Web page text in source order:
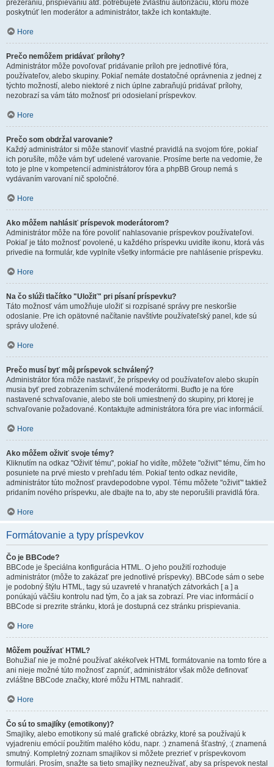
prezeraniu, prispievaniu atď. potrebujete zvláštnu autorizáciu, ktorú môže
poskytnúť len moderátor a administrátor, takže ich kontaktujte.
Hore
Prečo nemôžem pridávať prílohy?
Administrátor môže povoľovať pridávanie príloh pre jednotlivé fóra,
používateľov, alebo skupiny. Pokiaľ nemáte dostatočné oprávnenia z jednej z
týchto možností, alebo niektoré z nich úplne zabraňujú pridávať prílohy,
nezobrazí sa vám táto možnosť pri odosielaní príspevkov.
Hore
Prečo som obdržal varovanie?
Každý administrátor si môže stanoviť vlastné pravidlá na svojom fóre, pokiaľ
ich porušíte, môže vám byť udelené varovanie. Prosíme berte na vedomie, že
toto je plne v kompetencií administrátorov fóra a phpBB Group nemá s
vydávaním varovaní nič spoločné.
Hore
Ako môžem nahlásiť príspevok moderátorom?
Administrátor môže na fóre povoliť nahlasovanie príspevkov používateľovi.
Pokiaľ je táto možnosť povolené, u každého príspevku uvidíte ikonu, ktorá vás
privedie na formulár, kde vyplníte všetky informácie pre nahlásenie príspevku.
Hore
Na čo slúži tlačítko "Uložiť" pri písaní príspevku?
Táto možnosť vám umožňuje uložiť si rozpísané správy pre neskoršie
odoslanie. Pre ich opätovné načítanie navštívte používateľský panel, kde sú
správy uložené.
Hore
Prečo musí byť môj príspevok schválený?
Administrátor fóra môže nastaviť, že príspevky od používateľov alebo skupín
musia byť pred zobrazením schválené moderátormi. Buďto je na fóre
nastavené schvaľovanie, alebo ste boli umiestnený do skupiny, pri ktorej je
schvaľovanie požadované. Kontaktujte administrátora fóra pre viac informácií.
Hore
Ako môžem oživiť svoje témy?
Kliknutím na odkaz "Oživiť tému", pokiaľ ho vidíte, môžete "oživiť" tému, čím ho
posuniete na prvé miesto v prehľadu tém. Pokiaľ tento odkaz nevidíte,
administrátor túto možnosť pravdepodobne vypol. Tému môžete "oživiť" taktiež
pridaním nového príspevku, ale dbajte na to, aby ste neporušili pravidlá fóra.
Hore
Formátovanie a typy príspevkov
Čo je BBCode?
BBCode je špeciálna konfigurácia HTML. O jeho použití rozhoduje
administrátor (môže to zakázať pre jednotlivé príspevky). BBCode sám o sebe
je podobný štýlu HTML, tagy sú uzavreté v hranatých zátvorkách [ a ] a
ponúkajú väčšiu kontrolu nad tým, čo a jak sa zobrazí. Pre viac informácií o
BBCode si prezrite stránku, ktorá je dostupná cez stránku prispievania.
Hore
Môžem používať HTML?
Bohužiaľ nie je možné používať akékoľvek HTML formátovanie na tomto fóre a
ani nieje možné túto možnosť zapnúť, administrátor však môže definovať
zvláštne BBCode značky, ktoré môžu HTML nahradiť.
Hore
Čo sú to smajlíky (emotikony)?
Smajlíky, alebo emotikony sú malé grafické obrázky, ktoré sa používajú k
vyjadreniu emócií použitím malého kódu, napr. :) znamená šťastný, :( znamená
smutný. Kompletný zoznam smajlíkov si môžete prezrieť v príspevkovom
formulári. Prosím, snažte sa tieto smajlíky nezneužívať, aby sa príspevok nestal